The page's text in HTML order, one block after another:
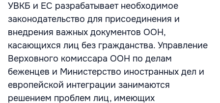
УВКБ и ЕС разрабатывает необходимое
законодательство для присоединения и
внедрения важных документов ООН,
касающихся лиц без гражданства. Управление
Верховного комиссара ООН по делам
беженцев и Министерство иностранных дел и
европейской интеграции занимаются
решением проблем лиц, имеющих